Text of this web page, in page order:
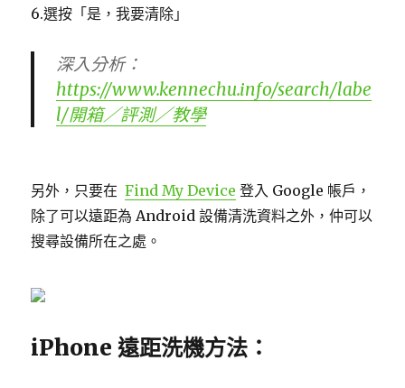
6.選按「是，我要清除」
深入分析：
https://www.kennechu.info/search/labe
l/開箱／評測／教學
另外，只要在Find My Device 登入 Google 帳戶，
除了可以遠距為 Android 設備清洗資料之外，仲可以
搜尋設備所在之處。
iPhone 遠距洗機方法：